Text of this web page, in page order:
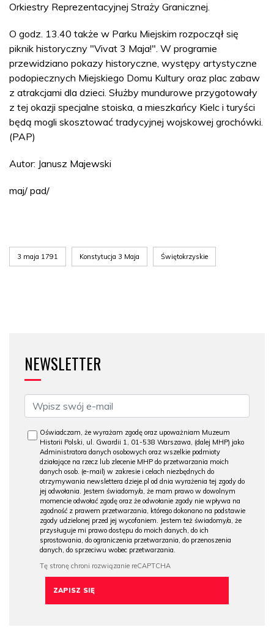
Orkiestry Reprezentacyjnej Straży Granicznej.
O godz. 13.40 także w Parku Miejskim rozpoczął się
piknik historyczny "Vivat 3 Maja!". W programie
przewidziano pokazy historyczne, występy artystyczne
podopiecznych Miejskiego Domu Kultury oraz plac zabaw
z atrakcjami dla dzieci. Służby mundurowe przygotowały
z tej okazji specjalne stoiska, a mieszkańcy Kielc i turyści
będą mogli skosztować tradycyjnej wojskowej grochówki.
(PAP)
Autor: Janusz Majewski
maj/ pad/
3 maja 1791 Konstytucja 3 Maja Świętokrzyskie
NEWSLETTER
Oświadczam, że wyrażam zgodę oraz upoważniam Muzeum
Historii Polski, ul. Gwardii 1, 01-538 Warszawa, (dalej MHP) jako
Administratora danych osobowych oraz wszelkie podmioty
działające na rzecz lub zlecenie MHP do przetwarzania moich
danych osob. (e-mail) w zakresie i celach niezbędnych do
otrzymywania newslettera dzieje.pl od dnia wyrażenia tej zgody do
jej odwołania. Jestem świadomy/a, że mam prawo w dowolnym
momencie odwołać zgodę oraz że odwołanie zgody nie wpływa na
zgodność z prawem przetwarzania, którego dokonano na podstawie
zgody udzielonej przed jej wycofaniem. Jestem też świadomy/a, że
przysługuje mi prawo dostępu do moich danych, do ich
sprostowania, do ograniczenia przetwarzania, do przenoszenia
danych, do sprzeciwu wobec przetwarzania.